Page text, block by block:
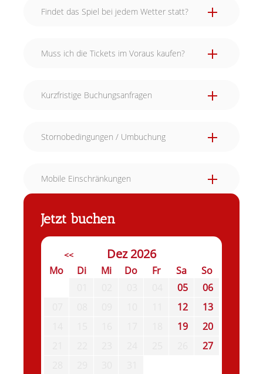
Findet das Spiel bei jedem Wetter statt?
Muss ich die Tickets im Voraus kaufen?
Kurzfristige Buchungsanfragen
Stornobedingungen / Umbuchung
Mobile Einschränkungen
Jetzt buchen
<< Dez 2026
Mo Di Mi Do Fr Sa
So
05
06
12
13
19
20
27